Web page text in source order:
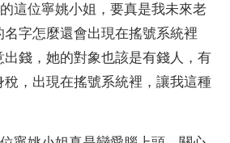
字怎麼還會出現在搖號系統裡
錢，她的對象也該是有錢人，有
，出現在搖號系統裡，讓我這種